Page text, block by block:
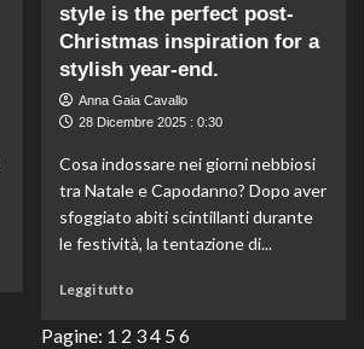
style is the perfect post-
Christmas inspiration for a
stylish year-end.
Anna Gaia Cavallo
28 Dicembre 2025 : 0:30
Cosa indossare nei giorni nebbiosi
tra Natale e Capodanno? Dopo aver
sfoggiato abiti scintillanti durante
le festività, la tentazione di...
Leggi tuttoLeggi
più
Pagine: 1 2 34 5 6